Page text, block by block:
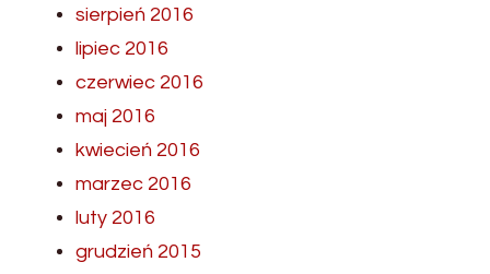
sierpień 2016
lipiec 2016
czerwiec 2016
maj 2016
kwiecień 2016
marzec 2016
luty 2016
grudzień 2015